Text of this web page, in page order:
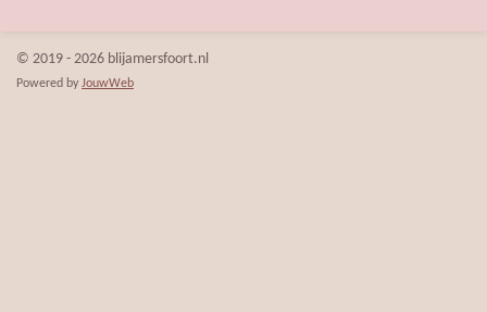
© 2019 - 2026 blijamersfoort.nl
Powered by JouwWeb